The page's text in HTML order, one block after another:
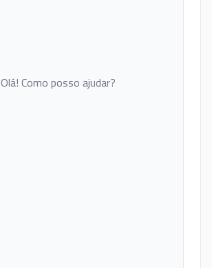
Olá! Como posso ajudar?